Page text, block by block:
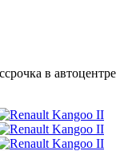
в автоцентре